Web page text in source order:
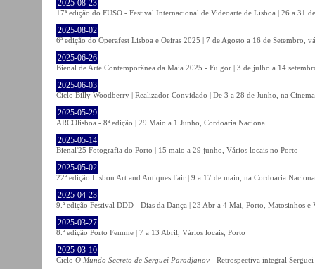
2025-08-23
17ª edição do FUSO - Festival Internacional de Videoarte de Lisboa | 26 a 31
2025-08-02
6ª edição do Operafest Lisboa e Oeiras 2025 | 7 de Agosto a 16 de Setembro,
2025-06-26
Bienal de Arte Contemporânea da Maia 2025 - Fulgor | 3 de julho a 14
2025-06-03
Ciclo Billy Woodberry | Realizador Convidado | De 3 a 28 de Junho, na
2025-05-29
ARCOlisboa - 8ª edição | 29 Maio a 1 Junho, Cordoaria Nacional
2025-05-14
Bienal'25 Fotografia do Porto | 15 maio a 29 junho, Vários locais no Porto
2025-05-02
22ª edição Lisbon Art and Antiques Fair | 9 a 17 de maio, na Cordoaria
2025-04-23
9.ª edição Festival DDD - Dias da Dança | 23 Abr a 4 Mai, Porto, Matosinhos e
2025-03-27
8.ª edição Porto Femme | 7 a 13 Abril, Vários locais, Porto
2025-03-10
Ciclo O Mundo Secreto de Serguei Paradjanov - Retrospectiva integral